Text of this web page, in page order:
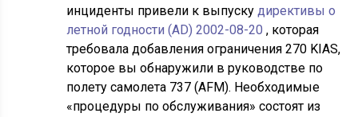
инциденты привели к выпускудирективы о
летной годности (AD) 2002-08-20, которая
требовала добавления ограничения 270 KIAS,
которое вы обнаружили в руководстве по
полету самолета 737 (AFM). Необходимые
«процедуры по обслуживания» состоят из